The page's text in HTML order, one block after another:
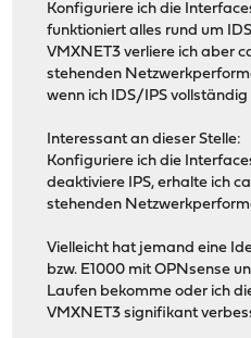
Konfiguriere ich die
funktioniert alles rund um
VMXNET3 verliere ich aber
stehenden
wenn ich IDS/IPS
Interessant an dieser Stelle:
Konfiguriere ich die
deaktiviere IPS, erhalte ich
stehenden
Vielleicht hat jemand eine
bzw. E1000 mit OPNsense
Laufen bekomme oder ich
VMXNET3 signifikant